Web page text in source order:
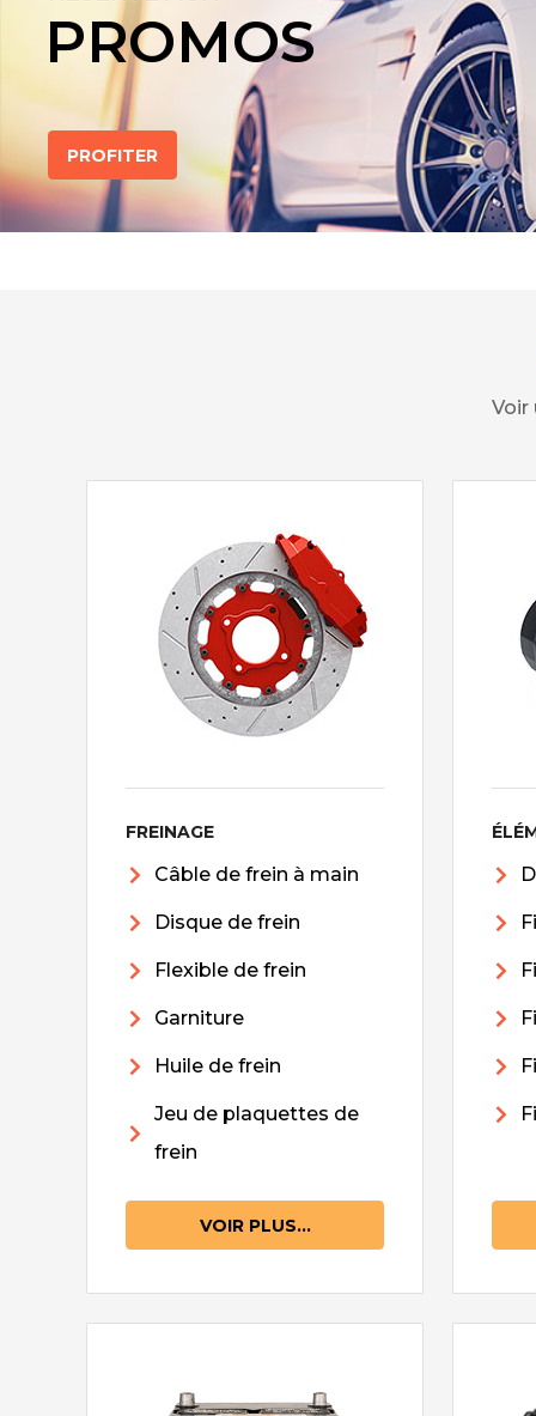
PROMOS
PROFITER
Voir
FREINAGE
Câble de frein à main
Disque de frein
Flexible de frein
Garniture
Huile de frein
Jeu de plaquettes de
frein
VOIR PLUS...